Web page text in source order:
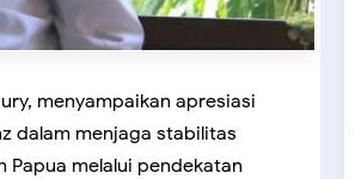
menyampaikan apresiasi
dalam menjaga stabilitas
Papua melalui pendekatan